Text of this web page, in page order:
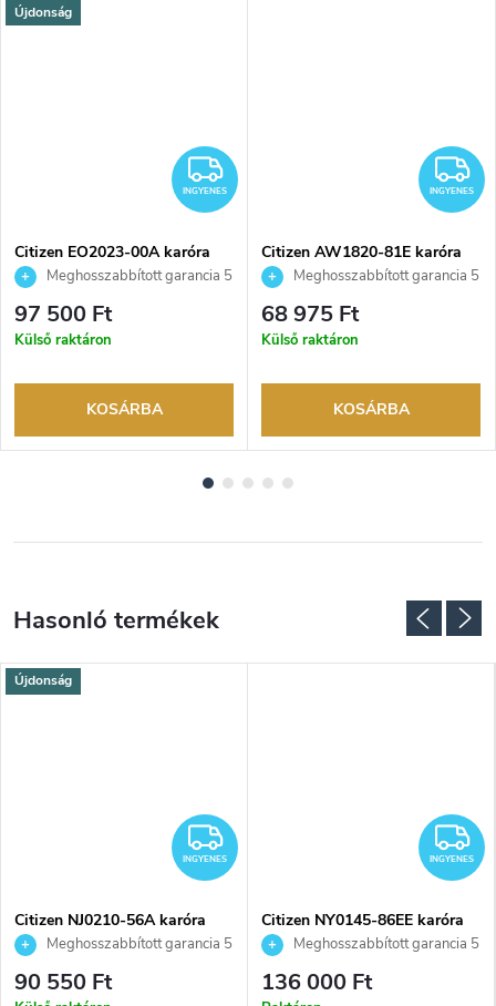
Újdonság
INGYENES
INGYENES
Citizen EO2023-00A karóra
Meghosszabbított garancia 5
évre. Akár 100 napos
visszaküldési lehetőség. Hivatalos
97 500 Ft
Külső raktáron
KOSÁRBA
INGYENES
Citizen AW1820-81E karóra
Meghosszabbított garancia 5
évre. Akár 100 napos
visszaküldési lehetőség. Hivatalos
68 975 Ft
Külső raktáron
KOSÁRBA
Újdonság
INGYENES
INGYENES
Citizen NJ0210-56A karóra
Meghosszabbított garancia 5
évre. Akár 100 napos
visszaküldési lehetőség. Hivatalos
90 550 Ft
INGYENES
Citizen NY0145-86EE karóra
Meghosszabbított garancia 5
évre. Akár 100 napos
visszaküldési lehetőség. Hivatalos
136 000 Ft